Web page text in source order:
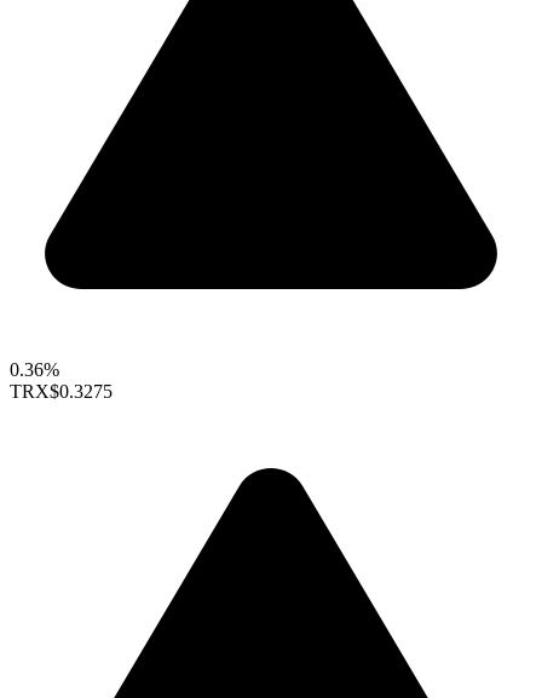
0.36%
TRX$0.3275